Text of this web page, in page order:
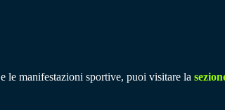
e le manifestazioni sportive, puoi visitare la